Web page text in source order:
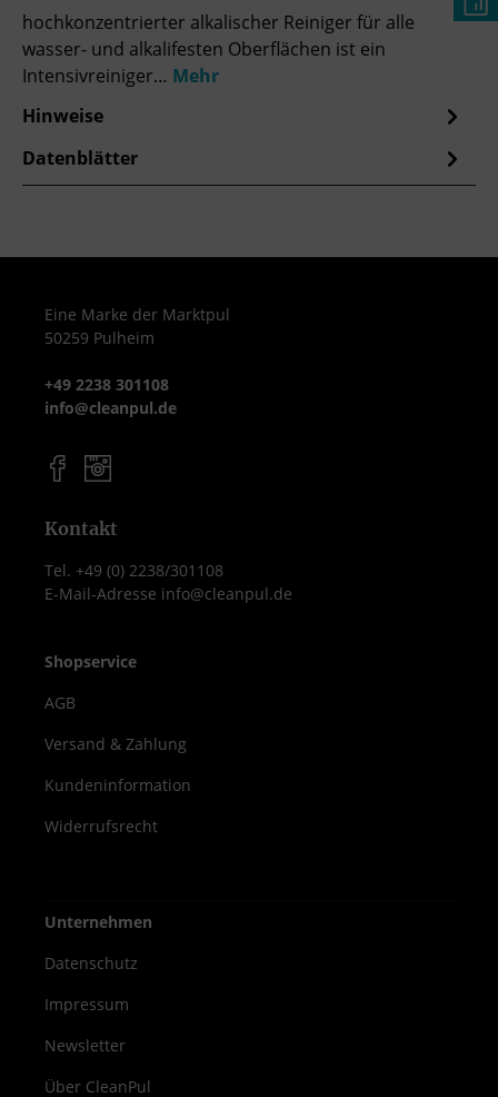
hochkonzentrierter alkalischer Reiniger für alle
wasser- und alkalifesten Oberflächen ist ein
Intensivreiniger… Mehr
Hinweise
Datenblätter
Eine Marke der Marktpul
50259 Pulheim
+49 2238 301108
info@cleanpul.de
Kontakt
Tel. +49 (0) 2238/301108
E-Mail-Adresse info@cleanpul.de
Shopservice
AGB
Versand & Zahlung
Kundeninformation
Widerrufsrecht
Unternehmen
Datenschutz
Impressum
Newsletter
Über CleanPul